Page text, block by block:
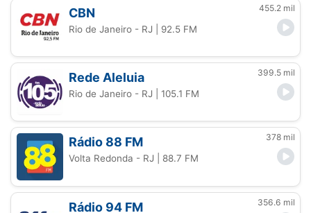
CBN 455.2 mil
Rio de Janeiro - RJ | 92.5 FM
Rede Aleluia 399.5 mil
Rio de Janeiro - RJ | 105.1 FM
Rádio 88 FM 378 mil
Volta Redonda - RJ | 88.7 FM
Rádio 94 FM 356.6 mil